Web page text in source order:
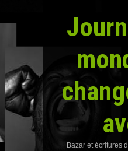
Journal d'un
Bazar et écritures